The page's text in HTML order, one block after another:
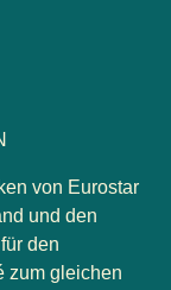
von Eurostar
und den
den
zum gleichen